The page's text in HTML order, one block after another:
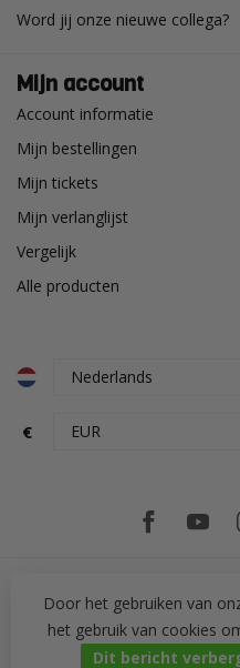
Word jij onze nieuwe collega?
Mijn account
Account informatie
Mijn bestellingen
Mijn tickets
Mijn verlanglijst
Vergelijk
Alle producten
€
© Copyright
Door het gebruiken van
het gebruik van cookies
Dit bericht